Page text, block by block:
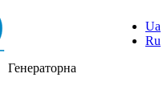
Ua
Ru
Генераторна